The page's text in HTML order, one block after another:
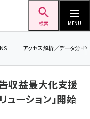
検索 MENU
アクセス解析／データ分析
収益最大化支援
ューション」開始
差し
▼ア